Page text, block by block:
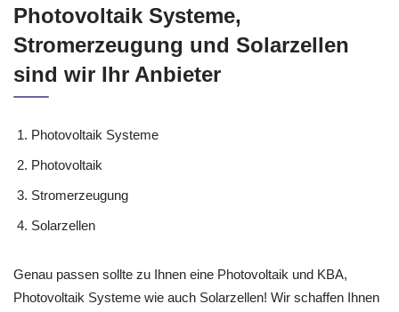
Photovoltaik Systeme,
Stromerzeugung und Solarzellen
sind wir Ihr Anbieter
Photovoltaik Systeme
Photovoltaik
Stromerzeugung
Solarzellen
Genau passen sollte zu Ihnen eine Photovoltaik und KBA,
Photovoltaik Systeme wie auch Solarzellen! Wir schaffen Ihnen